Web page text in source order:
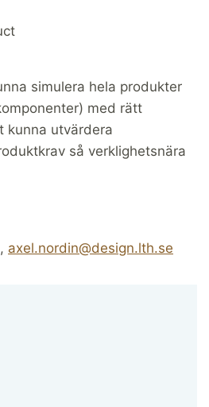
simulera hela produkter
med rätt
kunna utvärdera
så verklighetsnära
axel.nordin@design.lth.se